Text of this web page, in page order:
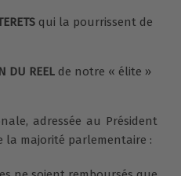
qui la pourrissent de
DU REEL de notre « élite »
adressée au Président
la majorité parlementaire :